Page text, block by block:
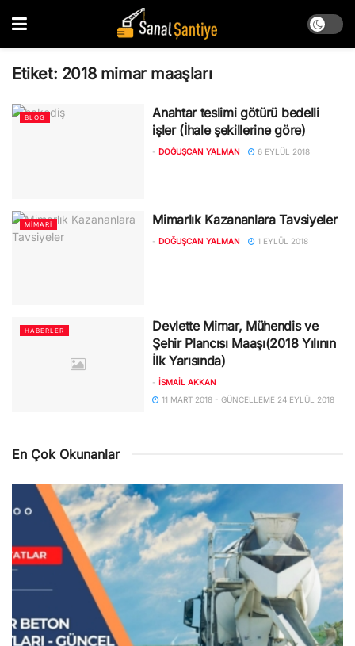
Etiket: 2018 mimar maaşları
BLOG
Anahtar teslimi götürü bedelli
işler (İhale şekillerine göre)
- DOĞUŞCAN YALMAN 6 EYLÜL 2018
MIMARI Mimarlık Kazananlara Tavsiyeler
- DOĞUŞCAN YALMAN 1 EYLÜL 2018
HABERLER
Devlette Mimar, Mühendis ve
Şehir Plancısı Maaşı(2018 Yılının
İlk Yarısında)
- İSMAIL AKKAN
11 MART 2018 - GÜNCELLEME 24 EYLÜL 2018
En Çok Okunanlar